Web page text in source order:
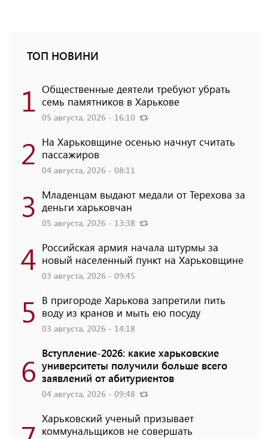
ТОП НОВИНИ
1 Общественные деятели требуют убрать
семь памятников в Харькове
05 августа, 2026 - 16:10
2 На Харьковщине осенью начнут считать
пассажиров
04 августа, 2026 - 08:11
3 Младенцам выдают медали от Терехова за
деньги харьковчан
05 августа, 2026 - 13:38
4 Российская армия начала штурмы за
новый населенный пункт на Харьковщине
03 августа, 2026 - 09:45
5 В пригороде Харькова запретили пить
воду из кранов и мыть ею посуду
03 августа, 2026 - 14:18
6 Вступление-2026: какие харьковские
университеты получили больше всего
заявлений от абитуриентов
04 августа, 2026 - 09:48
Харьковский ученый призывает
коммунальщиков не совершать